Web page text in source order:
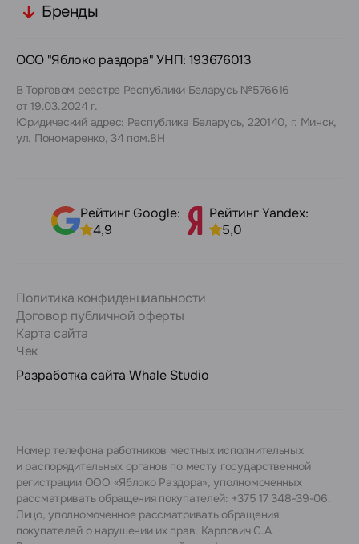
Бренды
ООО "Яблоко раздора" УНП: 193676013
В Торговом реестре Республики Беларусь №576616
от 19.03.2024 г.
Юридический адрес: Республика Беларусь, 220140, г. Минск,
ул. Пономаренко, 34 пом.8Н
Рейтинг Google:
4,9
Рейтинг Yandex:
5,0
Политика конфиденциальности
Договор публичной оферты
Карта сайта
Чек
Разработка сайта Whale Studio
Номер телефона работников местных исполнительных
и распорядительных органов по месту государственной
регистрации ООО «Яблоко Раздора», уполномоченных
рассматривать обращения покупателей: +375 17 348-39-06.
Лицо, уполномоченное рассматривать обращения
покупателей о нарушении их прав: Карпович С.А.